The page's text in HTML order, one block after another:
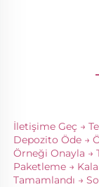
İletişime Geç →
Depozito Öde →
Örneği Onayla →
Paketleme →
Tamamlandı →